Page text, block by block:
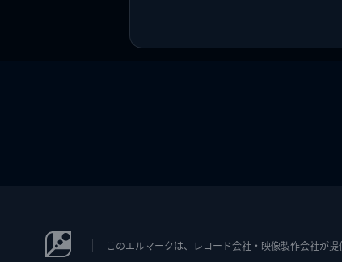
このエルマークは、レコード会社・映像製作会社が